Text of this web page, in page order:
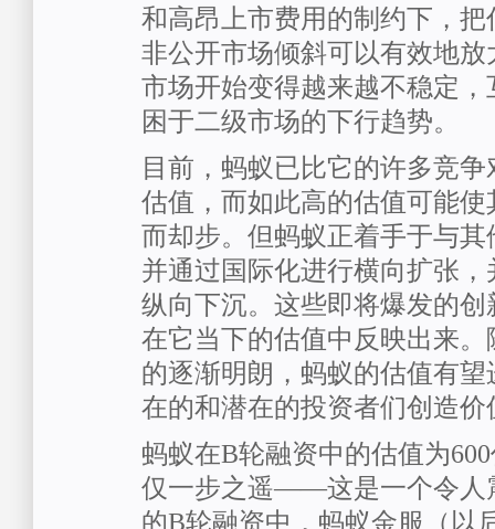
和高昂上市费用的制约下，
非公开市场倾斜可以有效地
市场开始变得越来越不稳定
困于二级市场的下行趋势。
目前，蚂蚁已比它的许多竞
估值，而如此高的估值可能
而却步。但蚂蚁正着手于与
并通过国际化进行横向扩张
纵向下沉。这些即将爆发的
在它当下的估值中反映出来
的逐渐明朗，蚂蚁的估值有
在的和潜在的投资者们创造价
蚂蚁在B轮融资中的估值为
仅一步之遥——这是一个令人
的B轮融资中，蚂蚁金服（以